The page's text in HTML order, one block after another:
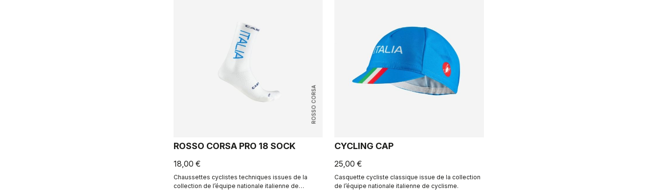
ROSSO CORSA
ROSSO CORSA PRO 18 SOCK
18,00 €
Chaussettes cyclistes techniques issues de la
collection de l’équipe nationale italienne de
CYCLING CAP
25,00 €
Casquette cycliste classique issue de la collection
de l’équipe nationale italienne de cyclisme.